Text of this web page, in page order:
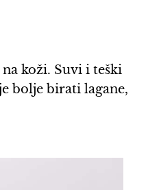
koži. Suvi i teški
bolje birati lagane,